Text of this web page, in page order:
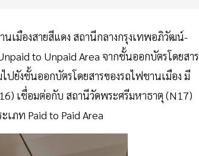
เมืองสายสีแดง สถานีกลางกรุงเทพอภิวัฒน์-
to Unpaid Area จากชั้นออกบัตรโดยสาร
ยังชั้นออกบัตรโดยสารของรถไฟชานเมือง มี
เชื่อมต่อกับ สถานีวัดพระศรีมหาธาตุ (N17)
ภท Paid to Paid Area